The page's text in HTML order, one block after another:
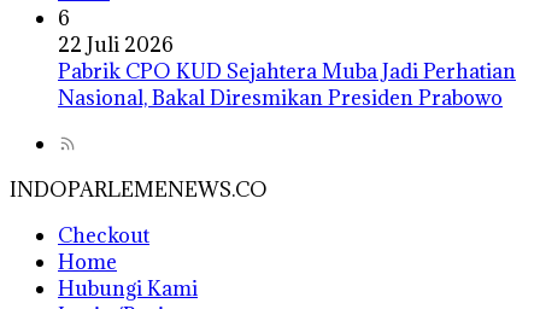
6
22 Juli 2026
Pabrik CPO KUD Sejahtera Muba Jadi Perhatian
Nasional, Bakal Diresmikan Presiden Prabowo
INDOPARLEMENEWS.CO
Checkout
Home
Hubungi Kami